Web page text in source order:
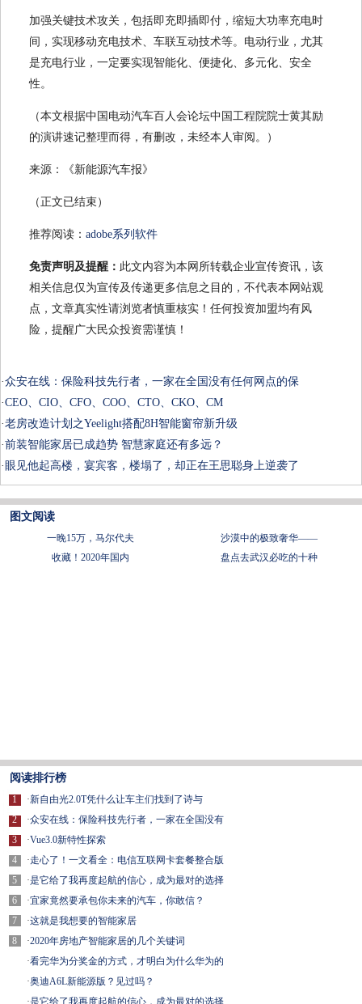
加强关键技术攻关，包括即充即插即付，缩短大功率充电时
间，实现移动充电技术、车联互动技术等。电动行业，尤其
是充电行业，一定要实现智能化、便捷化、多元化、安全
性。
（本文根据中国电动汽车百人会论坛中国工程院院士黄其励
的演讲速记整理而得，有删改，未经本人审阅。）
来源：《新能源汽车报》
（正文已结束）
推荐阅读： adobe系列软件
免责声明及提醒： 此文内容为本网所转载企业宣传资讯，该
相关信息仅为宣传及传递更多信息之目的，不代表本网站观
点，文章真实性请浏览者慎重核实！任何投资加盟均有风
险，提醒广大民众投资需谨慎！
·众安在线：保险科技先行者，一家在全国没有任何网点的保
·CEO、CIO、CFO、COO、CTO、CKO、CM
·老房改造计划之Yeelight搭配8H智能窗帘新升级
·前装智能家居已成趋势 智慧家庭还有多远？
· 眼见他起高楼，宴宾客，楼塌了，却正在王思聪身上逆袭了
图文阅读
一晚15万，马尔代夫
沙漠中的极致奢华——
收藏！2020年国内
盘点去武汉必吃的十种
阅读排行榜
1
2
3
4
5
6
7
8
·新自由光2.0T凭什么让车主们找到了诗与
·众安在线：保险科技先行者，一家在全国没有
·Vue3.0新特性探索
·走心了！一文看全：电信互联网卡套餐整合版
·是它给了我再度起航的信心，成为最对的选择
·宜家竟然要承包你未来的汽车，你敢信？
·这就是我想要的智能家居
·2020年房地产智能家居的几个关键词
·看完华为分奖金的方式，才明白为什么华为的
·奥迪A6L新能源版？见过吗？
·是它给了我再度起航的信心，成为最对的选择